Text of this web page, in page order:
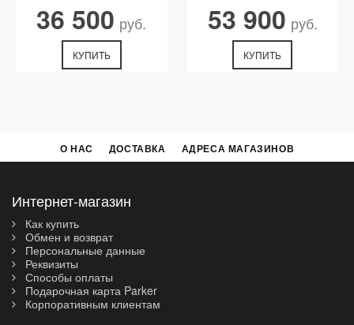
36 500 руб.
КУПИТЬ
53 900 руб.
КУПИТЬ
О НАС ДОСТАВКА АДРЕСА МАГАЗИНОВ
Интернет-магазин
Как купить
Обмен и возврат
Персональные данные
Реквизиты
Способы оплаты
Подарочная карта Parker
Корпоративным клиентам